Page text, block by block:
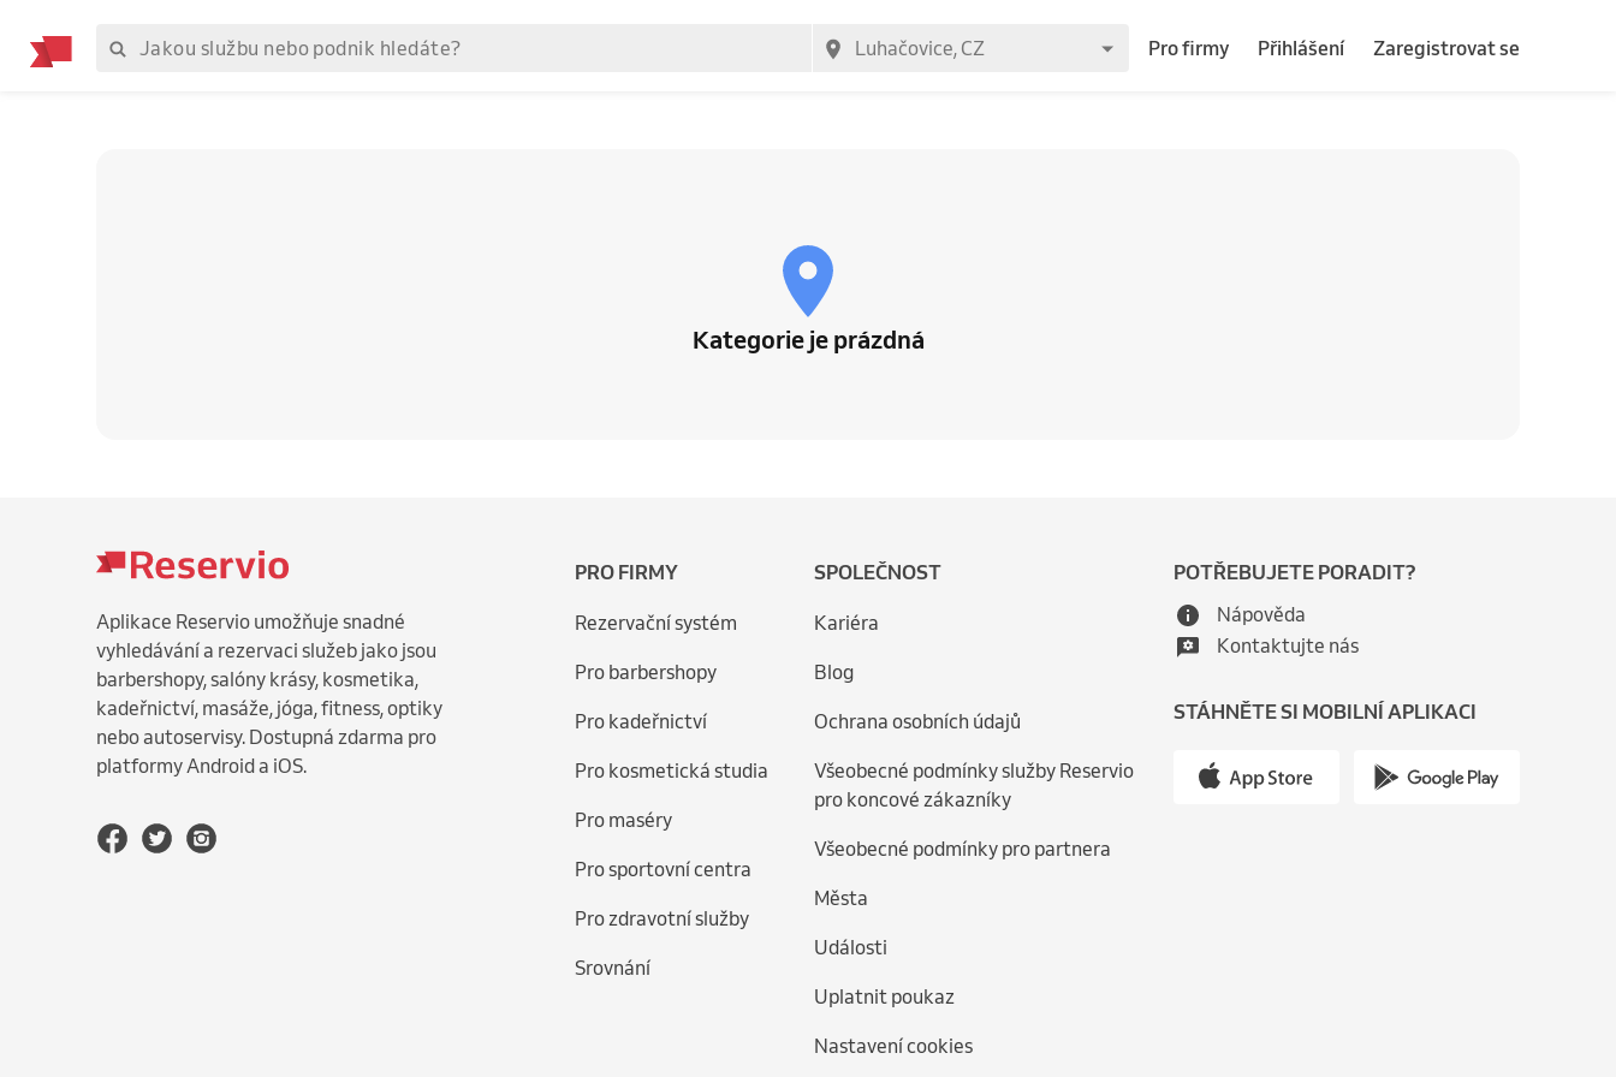
Pro firmy Přihlášení Zaregistrovat se
Kategorie je prázdná
Aplikace Reservio umožňuje snadné
vyhledávání a rezervaci služeb jako jsou
barbershopy, salóny krásy, kosmetika,
kadeřnictví, masáže, jóga, fitness, optiky
nebo autoservisy. Dostupná zdarma pro
platformy Android a iOS.
PRO FIRMY
Rezervační systém
Pro barbershopy
Pro kadeřnictví
Pro kosmetická studia
Pro maséry
Pro sportovní centra
Pro zdravotní služby
Srovnání
SPOLEČNOST
Kariéra
Blog
Ochrana osobních údajů
Všeobecné podmínky služby Reservio
pro koncové zákazníky
Všeobecné podmínky pro partnera
Města
Události
Uplatnit poukaz
Nastavení cookies
POTŘEBUJETE PORADIT?
Nápověda
Kontaktujte nás
STÁHNĚTE SI MOBILNÍ APLIKACI